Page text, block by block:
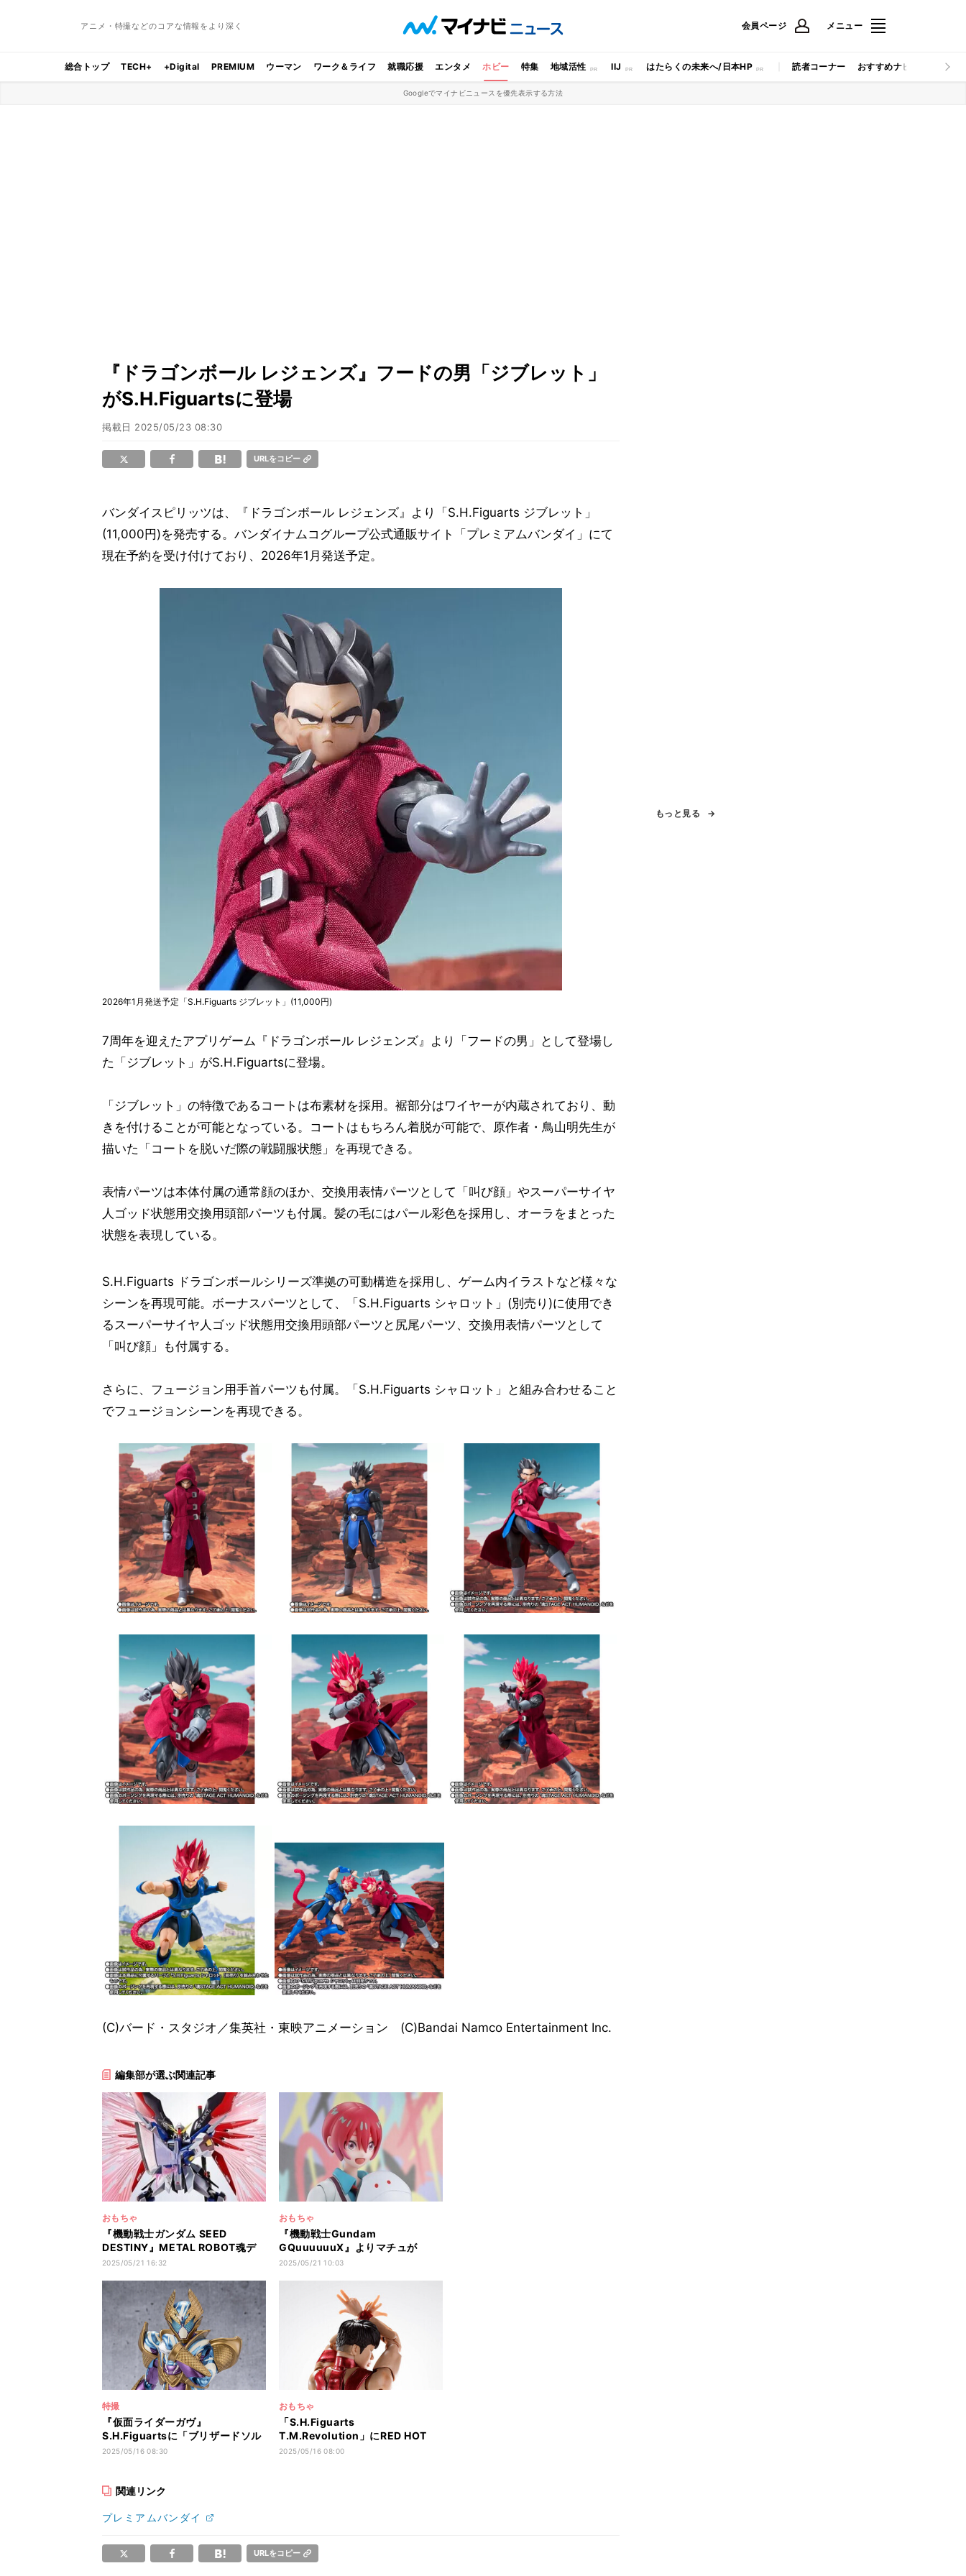
アニメ・特撮などのコアな情報をより深く 会員ページ メニュー
総合トップ TECH+ +Digital PREMIUM ウーマン ワーク＆ライフ 就職応援 エンタメ ホビー 特集 地域活性 IIJ はたらくの未来へ/日本HP 読者コーナー おすすめナビ マイナビ
Googleでマイナビニュースを優先表示する方法
『ドラゴンボール レジェンズ』フードの男「ジブレット」
がS.H.Figuartsに登場
掲載日 2025/05/23 08:30
URLをコピー
バンダイスピリッツは、『ドラゴンボール レジェンズ』より「S.H.Figuarts ジブレット」
(11,000円)を発売する。バンダイナムコグループ公式通販サイト「プレミアムバンダイ」にて
現在予約を受け付けており、2026年1月発送予定。
2026年1月発送予定「S.H.Figuarts ジブレット」(11,000円)
7周年を迎えたアプリゲーム『ドラゴンボール レジェンズ』より「フードの男」として登場し
た「ジブレット」がS.H.Figuartsに登場。
「ジブレット」の特徴であるコートは布素材を採用。裾部分はワイヤーが内蔵されており、動
きを付けることが可能となっている。コートはもちろん着脱が可能で、原作者・鳥山明先生が
描いた「コートを脱いだ際の戦闘服状態」を再現できる。
表情パーツは本体付属の通常顔のほか、交換用表情パーツとして「叫び顔」やスーパーサイヤ
人ゴッド状態用交換用頭部パーツも付属。髪の毛にはパール彩色を採用し、オーラをまとった
状態を表現している。
S.H.Figuarts ドラゴンボールシリーズ準拠の可動構造を採用し、ゲーム内イラストなど様々な
シーンを再現可能。ボーナスパーツとして、「S.H.Figuarts シャロット」(別売り)に使用でき
るスーパーサイヤ人ゴッド状態用交換用頭部パーツと尻尾パーツ、交換用表情パーツとして
「叫び顔」も付属する。
さらに、フュージョン用手首パーツも付属。「S.H.Figuarts シャロット」と組み合わせること
でフュージョンシーンを再現できる。
(C)バード・スタジオ／集英社・東映アニメーション (C)Bandai Namco Entertainment Inc.
編集部が選ぶ関連記事
おもちゃ
『機動戦士ガンダム SEED
DESTINY』METAL ROBOT魂デ
スティニーガンダム専用のエフェ
2025/05/21 16:32
おもちゃ
『機動戦士Gundam
GQuuuuuuX』よりマチュが
S.H.Figuartsに登場 - ハロやイン
2025/05/21 10:03
特撮
『仮面ライダーガヴ』
S.H.Figuartsに「ブリザードソル
ベフォーム」が登場
2025/05/16 08:30
おもちゃ
「S.H.Figuarts
T.M.Revolution」にRED HOT
LIMITED EDITIONが登場
2025/05/16 08:00
関連リンク
プレミアムバンダイ
URLをコピー
もっと見る